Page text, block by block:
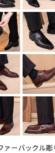
ァーバックル